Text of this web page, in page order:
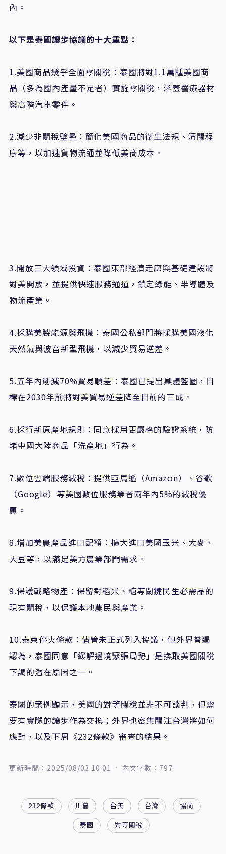
內。
以下是泰國讓步協議的十大重點：
1.美國商品幾乎全面零關稅：泰國將對1.1萬種美國商
品（多為國內產量不足者）實施零關稅，涵蓋醫療器材
與高階汽車零件。
2.減少非關稅壁壘：簡化美國商品的衛生法規、清關程
序等，以加速貨物流通並降低美商成本。
3.開放三大領域投資：泰國東部經濟走廊與基礎建設將
對美開放，並提供快速服務通道，鎖定綠能、半導體及
物流產業。
4.採購美製能源與飛機：泰國公私部門將採購美國液化
天然氣與波音新型飛機，以減少貿易逆差。
5.五年內削減70%貿易順差：泰國已提出具體藍圖，目
標在2030年前將對美貿易逆差降至目前的三成。
6.採行新原產地規則：同意採用更嚴格的驗證系統，防
堵中國大陸商品「洗產地」行為。
7.數位雲端服務減稅：提供亞馬遜（Amazon）、谷歌
（Google）等美國數位服務業者兩年內5%的減稅優
惠。
8.增加美農產品進口配額：擴大進口美國玉米、大麥、
大豆等，以滿足美方農業部門需求。
9.保護戰略物產：保留對稻米、糖等關鍵民生必需品的
現有關稅，以保護本地農民與產業。
10.泰柬停火條款：儘管未正式列入協議，但外界普遍
認為，泰國同意「緩解邊境緊張局勢」是換取美國關稅
下調的潛在原因之一。
泰國的案例顯示，美國的對等關稅並非不可談判，但需
要有實際的讓步作為交換；外界也密集關注台灣將如何
應對，以及下周《232條款》審查的結果。
更新時間：2025/08/03 10:01 內文字數：797
232條款 川普 台美 台灣
協商
泰國
對等關稅